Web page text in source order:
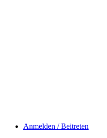
Anmelden / Beitreten